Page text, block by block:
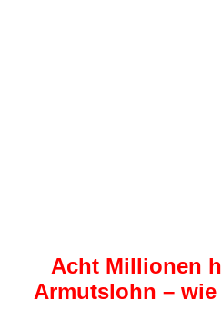
Acht Millionen
Armuts­lohn –